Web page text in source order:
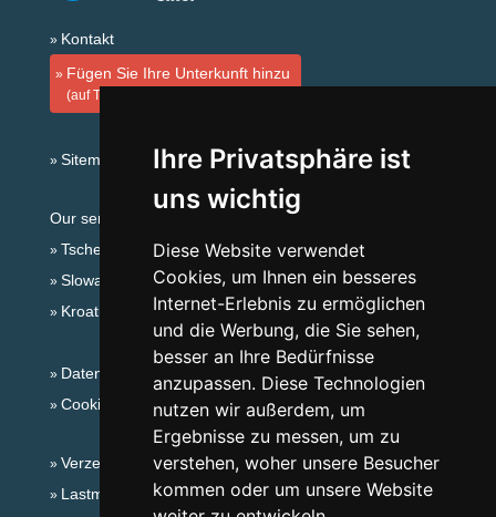
Ihre Privatsphäre ist
uns wichtig
Diese Website verwendet
Cookies, um Ihnen ein besseres
Internet-Erlebnis zu ermöglichen
und die Werbung, die Sie sehen,
besser an Ihre Bedürfnisse
anzupassen. Diese Technologien
nutzen wir außerdem, um
Ergebnisse zu messen, um zu
verstehen, woher unsere Besucher
kommen oder um unsere Website
Kontakt
Fügen Sie Ihre Unterkunft hinzu
(auf Tschechisch)
Sitemap
Our servers:
Tschechische Gebirge
Slowakische Gebirge
Kroatien
Datenschutz
Cookies
Verzeichnis der Unterkunft
Lastminute Isergebirge